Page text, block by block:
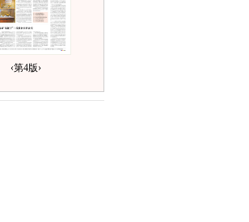
‹第4版›